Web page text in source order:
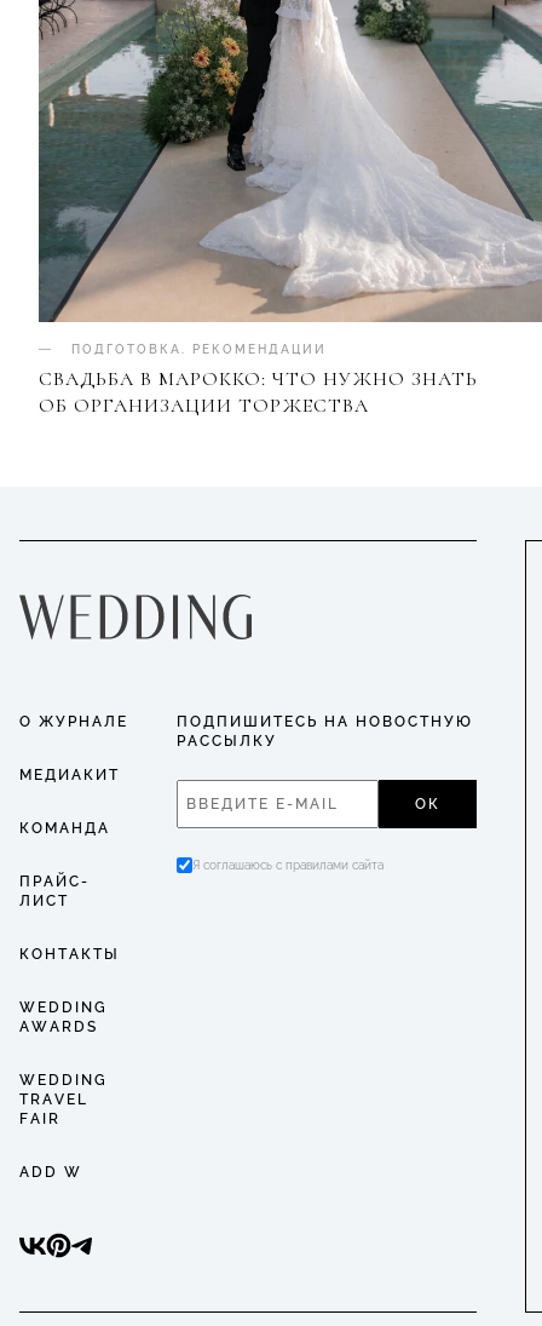
ПОДГОТОВКА РЕКОМЕНДАЦИИ
СВАДЬБА В МАРОККО: ЧТО НУЖНО ЗНАТЬ
ОБ ОРГАНИЗАЦИИ ТОРЖЕСТВА
О ЖУРНАЛЕ
МЕДИАКИТ
КОМАНДА
ПРАЙС-
ЛИСТ
КОНТАКТЫ
WEDDING
AWARDS
WEDDING
TRAVEL
FAIR
ADD W
ПОДПИШИТЕСЬ НА НОВОСТНУЮ
РАССЫЛКУ
ОК
Я соглашаюсь с правилами сайта